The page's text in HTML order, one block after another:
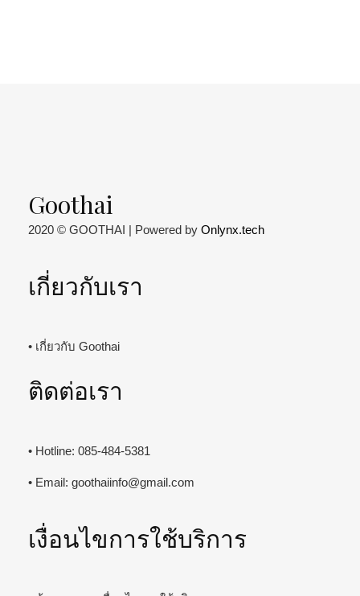
Goothai
2020 © GOOTHAI | Powered by Onlynx.tech
เกี่ยวกับเรา
• เกี่ยวกับ Goothai
ติดต่อเรา
• Hotline: 085-484-5381
• Email: goothaiinfo@gmail.com
เงื่อนไขการใช้บริการ